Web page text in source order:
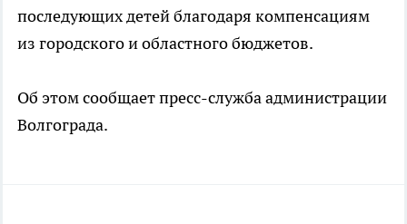
последующих детей благодаря компенсациям
из городского и областного бюджетов.
Об этом сообщает пресс-служба администрации
Волгограда.